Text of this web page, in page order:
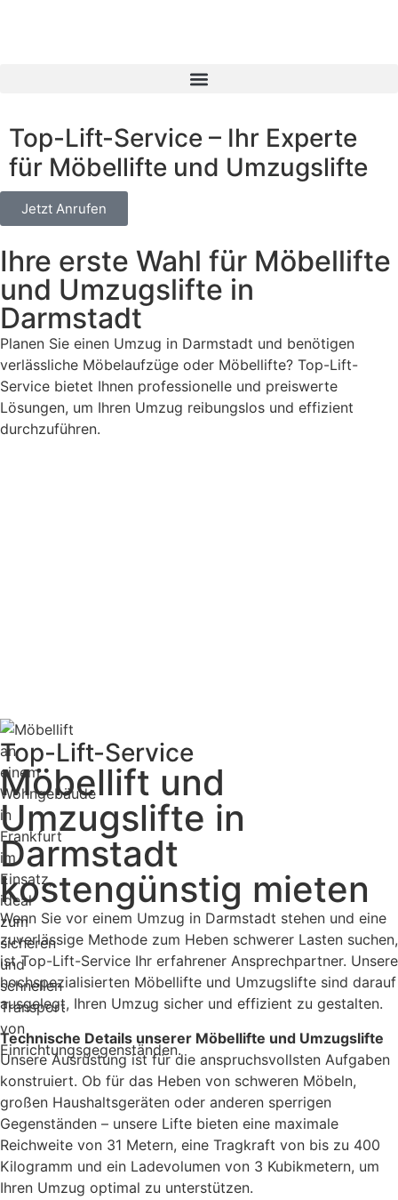
Top-Lift-Service – Ihr Experte
für Möbellifte und Umzugslifte
Jetzt Anrufen
Ihre erste Wahl für Möbellifte
und Umzugslifte in
Darmstadt
Planen Sie einen Umzug in Darmstadt und benötigen
verlässliche Möbelaufzüge oder Möbellifte? Top-Lift-
Service bietet Ihnen professionelle und preiswerte
Lösungen, um Ihren Umzug reibungslos und effizient
durchzuführen.
Top-Lift-Service
Möbellift und
Umzugslifte in
Darmstadt
kostengünstig mieten
Wenn Sie vor einem Umzug in Darmstadt stehen und eine
zuverlässige Methode zum Heben schwerer Lasten suchen,
ist Top-Lift-Service Ihr erfahrener Ansprechpartner. Unsere
hochspezialisierten Möbellifte und Umzugslifte sind darauf
ausgelegt, Ihren Umzug sicher und effizient zu gestalten.
Technische Details unserer Möbellifte und Umzugslifte
Unsere Ausrüstung ist für die anspruchsvollsten Aufgaben
konstruiert. Ob für das Heben von schweren Möbeln,
großen Haushaltsgeräten oder anderen sperrigen
Gegenständen – unsere Lifte bieten eine maximale
Reichweite von 31 Metern, eine Tragkraft von bis zu 400
Kilogramm und ein Ladevolumen von 3 Kubikmetern, um
Ihren Umzug optimal zu unterstützen.